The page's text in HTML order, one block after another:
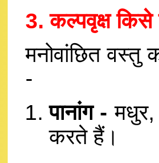
3. कल्पवृक्ष
मनोवांछित
-
पानांग - मधुर,
करते हैं।